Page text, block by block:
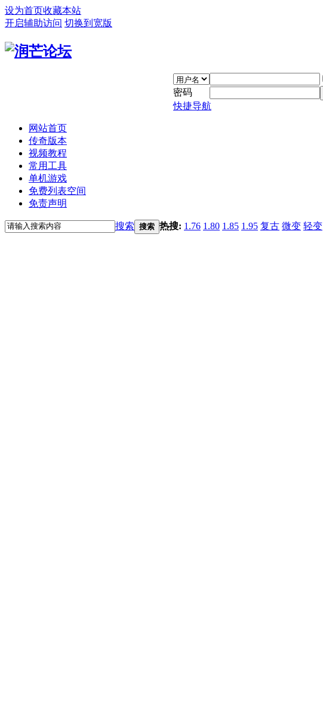
设为首页收藏本站
开启辅助访问 切换到宽版
密码
快捷导航
网站首页
传奇版本
视频教程
常用工具
单机游戏
免费列表空间
免责声明
搜索 搜索 热搜: 1.76 1.80 1.85 1.95 复古 微变 轻变